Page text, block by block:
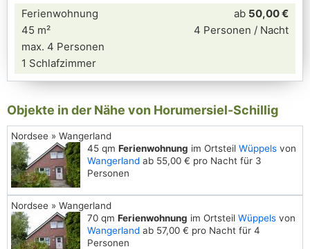
Ferienwohnung
45 m²
max. 4 Personen
1 Schlafzimmer
ab 50,00 €
4 Personen / Nacht
Objekte in der Nähe von Horumersiel-Schillig
Nordsee » Wangerland
45 qm Ferienwohnung im Ortsteil Wüppels von
Wangerland ab 55,00 € pro Nacht für 3
Personen
Nordsee » Wangerland
70 qm Ferienwohnung im Ortsteil Wüppels von
Wangerland ab 57,00 € pro Nacht für 4
Personen